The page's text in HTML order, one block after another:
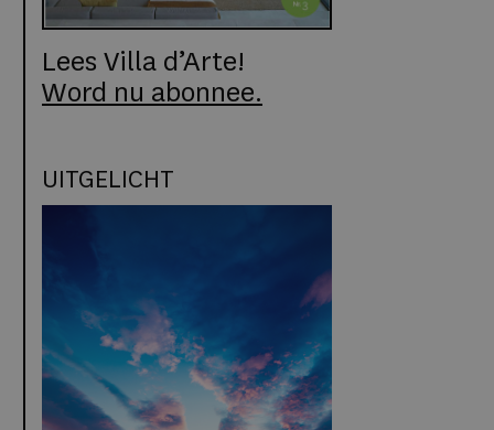
Lees Villa d’Arte!
Word nu abonnee.
UITGELICHT